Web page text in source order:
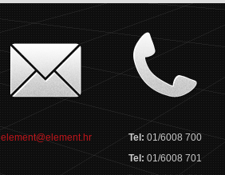
element@element.hr Tel:01/6008 700
Tel:01/6008 701